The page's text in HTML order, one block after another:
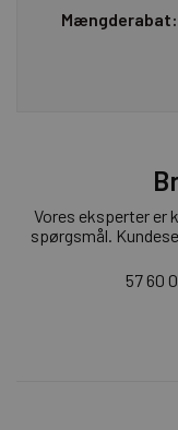
Mængderabat:
Vores eksperter er
spørgsmål.
57 60